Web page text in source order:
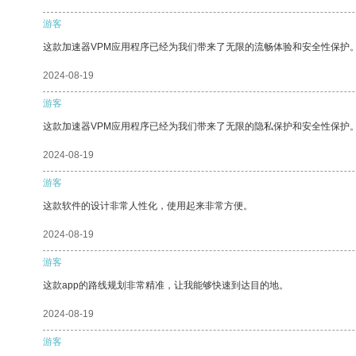
游客
这款加速器VPM应用程序已经为我们带来了无限的流畅体验和安全性保护
2024-08-19
游客
这款加速器VPM应用程序已经为我们带来了无限的隐私保护和安全性保护
2024-08-19
游客
这款软件的设计非常人性化，使用起来非常方便。
2024-08-19
游客
这款app的路线规划非常精准，让我能够快速到达目的地。
2024-08-19
游客